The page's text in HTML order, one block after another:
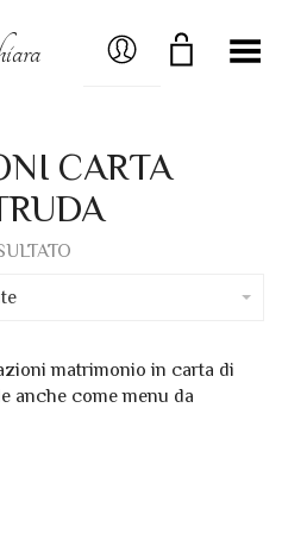
MY ACCOUNT
Menú
CARTA